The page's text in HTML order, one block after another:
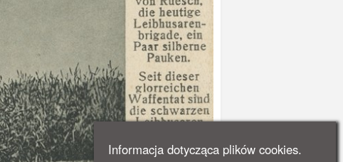
Informacja dotycząca plików cookies.